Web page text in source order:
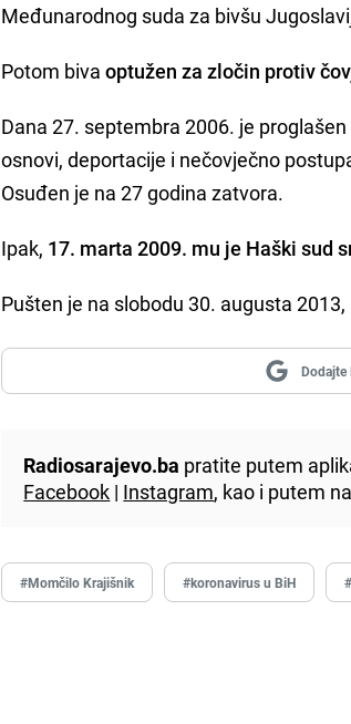
Međunarodnog suda za bivšu
Potom biva optužen za zločin protiv
Dana 27. septembra 2006. je
osnovi, deportacije i nečovječno
Osuđen je na 27 godina zatvora.
Ipak, 17. marta 2009. mu je Haški sud
Pušten je na slobodu 30. augusta
Dodajte
Radiosarajevo.ba pratite putem
Facebook | Instagram, kao i putem
#Momčilo Krajišnik #koronavirus u BiH